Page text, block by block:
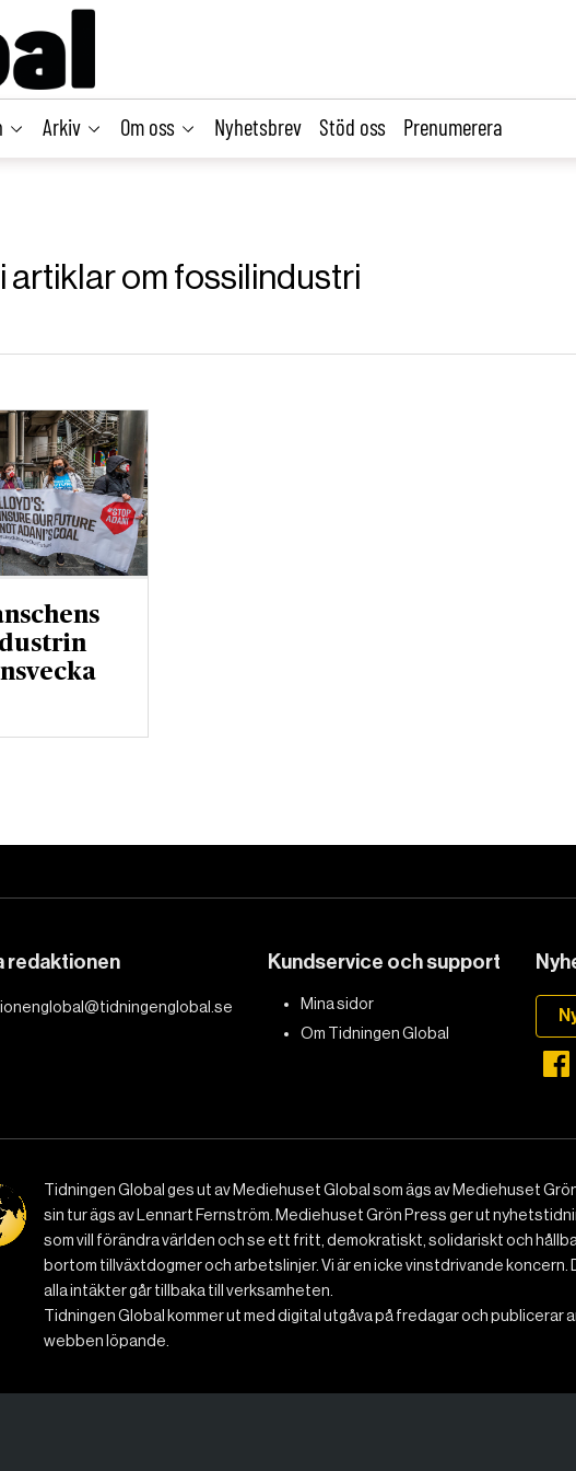
Arkiv Om oss Nyhetsbrev Stöd oss Prenumerera
artiklar om fossilindustri
redaktionen Kundservice och support
Mina sidor
Om Tidningen Global
Tidningen Global ges ut av Mediehuset Global som ägs av Mediehuset
sin tur ägs av Lennart Fernström. Mediehuset Grön Press ger ut
som vill förändra världen och se ett fritt, demokratiskt, solidariskt och
bortom tillväxtdogmer och arbetslinjer. Vi är en icke vinstdrivande koncern.
alla intäkter går tillbaka till verksamheten.
Tidningen Global kommer ut med digital utgåva på fredagar och publicerar
webben löpande.